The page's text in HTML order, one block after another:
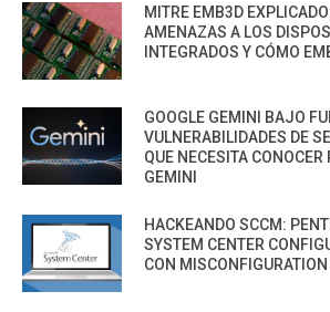
MITRE EMB3D
AMENAZAS A LOS
INTEGRADOS Y CÓMO
GOOGLE GEMINI BAJO
VULNERABILIDADES DE
QUE NECESITA
GEMINI
HACKEANDO SCCM:
SYSTEM CENTER
CON